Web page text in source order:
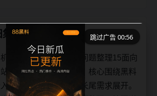
集
版入口网红爆料相关问题整理15面向
内连续阅读场景整理，核心围绕黑料
口、网红爆料和相关长尾需求展开。
跳过广告 00:56